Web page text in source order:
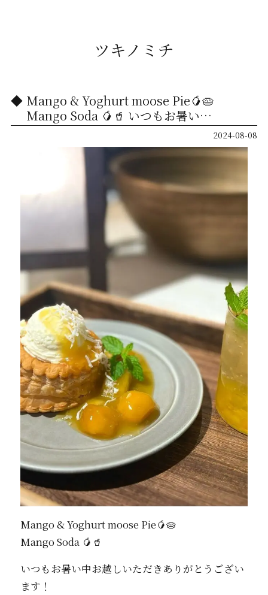
ツキノミチ
Mango & Yoghurt moose Pie🥭🥧
Mango Soda 🥭🥤 いつもお暑い…
2024-08-08
Mango & Yoghurt moose Pie🥭🥧
Mango Soda 🥭🥤
いつもお暑い中お越しいただきありがとうござい
ます！